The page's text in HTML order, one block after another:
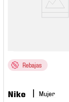
Rebajas
Nike Mujer